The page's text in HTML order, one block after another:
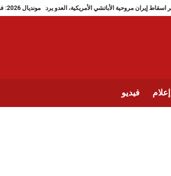
على اثر اسقاط إيران مروحية الأباتشي الأمريكية، العدو يرد
إعلام فيديو